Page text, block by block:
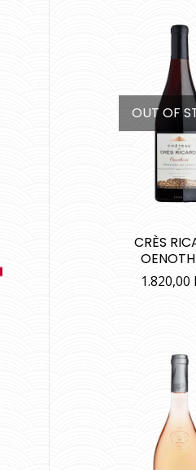
OUT OF
CRÈS
1.820,00